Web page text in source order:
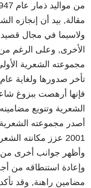
مقالة, بيد أن إنجازه
ولاسيما في مجال
الأخرى, وعلى الرغم
مجموعته الشعرية
تأخر صدورها ولغاية عام 1997
فإنها أرهصت ببزوغ
الشعرية وتنويع
أصدر مجموعته
2001 عزز مكانته الشعرية
وأظهر جوانب أخرى من
وإعادة استنطاقه من
مضامين راهنة, وقد